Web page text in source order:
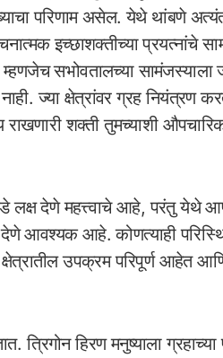
परिणाम असेल. येथे थांबणे
इच्छाशक्तीच्या प्रयत्नांचे
सभोवतालच्या सामंजस्याला
ज्या क्षेत्रांवर ग्रह नियंत्रण
शक्ती तुमच्याशी
लक्ष देणे महत्त्वाचे आहे, परंतु
देणे आवश्यक आहे. कोणत्याही
उपक्रम परिपूर्ण आहेत
हिरण मनुष्याला ग्रहाच्या